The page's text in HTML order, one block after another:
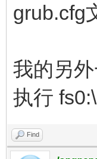
grub.cfg
我的另
执行
Find